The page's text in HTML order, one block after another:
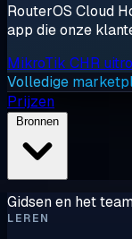
RouterOS Cloud
app die onze
MikroTik CHR
Volledige
Prijzen
Gidsen en het
LEREN